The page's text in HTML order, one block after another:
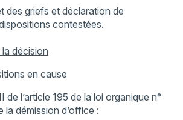
des griefs et déclaration de
contestées.
décision
en cause
de l’article 195 de la loi organique n°
démission d’office :